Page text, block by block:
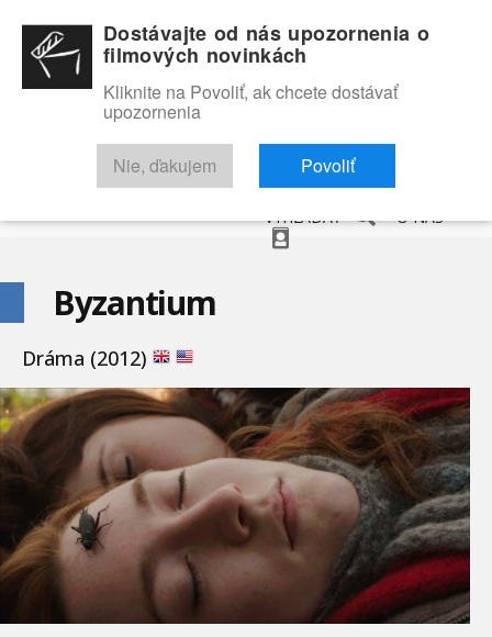
RECENZIE TRAILERY FILMOVÁ DATABÁZA
VYHĽADAŤ O NÁS
Byzantium
Dráma (2012)
Dostávajte od nás upozornenia o
filmových novinkách
Kliknite na Povoliť, ak chcete dostávať
upozornenia
Nie, ďakujem Povoliť